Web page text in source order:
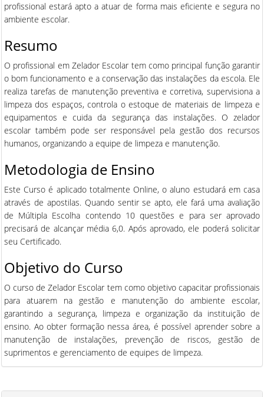
profissional estará apto a atuar de forma mais eficiente e segura no
ambiente escolar.
Resumo
O profissional em Zelador Escolar tem como principal função garantir
o bom funcionamento e a conservação das instalações da escola. Ele
realiza tarefas de manutenção preventiva e corretiva, supervisiona a
limpeza dos espaços, controla o estoque de materiais de limpeza e
equipamentos e cuida da segurança das instalações. O zelador
escolar também pode ser responsável pela gestão dos recursos
humanos, organizando a equipe de limpeza e manutenção.
Metodologia de Ensino
Este Curso é aplicado totalmente Online, o aluno estudará em casa
através de apostilas. Quando sentir se apto, ele fará uma avaliação
de Múltipla Escolha contendo 10 questões e para ser aprovado
precisará de alcançar média 6,0. Após aprovado, ele poderá solicitar
seu Certificado.
Objetivo do Curso
O curso de Zelador Escolar tem como objetivo capacitar profissionais
para atuarem na gestão e manutenção do ambiente escolar,
garantindo a segurança, limpeza e organização da instituição de
ensino. Ao obter formação nessa área, é possível aprender sobre a
manutenção de instalações, prevenção de riscos, gestão de
suprimentos e gerenciamento de equipes de limpeza.